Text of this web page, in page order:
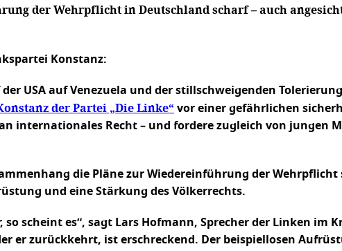
der Wehrpflicht in Deutschland scharf – auch
Konstanz:
USA auf Venezuela und der stillschweigenden
der Partei „Die Linke“ vor einer gefährlichen
internationales Recht – und fordere zugleich von jungen
die Pläne zur Wiedereinführung der
und eine Stärkung des Völkerrechts.
so scheint es“, sagt Lars Hofmann, Sprecher der Linken
er zurückkehrt, ist erschreckend. Der beispiellosen